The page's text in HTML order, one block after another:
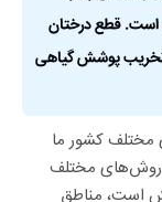
است. قطع درختان
تخریب پوشش گیاهی
مختلف کشور ما
مختلف
است، مناطق